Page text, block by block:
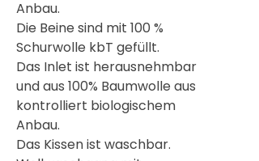
Anbau.
Die Beine sind mit 100 %
Schurwolle kbT gefüllt.
Das Inlet ist herausnehmbar
und aus 100% Baumwolle aus
kontrolliert biologischem
Anbau.
Das Kissen ist waschbar.